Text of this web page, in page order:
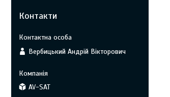
Контакти
Вербицький Андрій Вікторович
AV-SAT